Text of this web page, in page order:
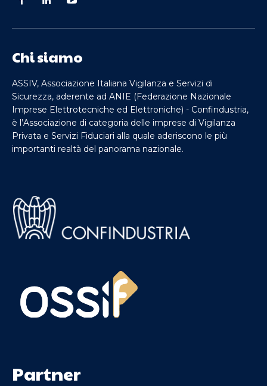
Chi siamo
ASSIV, Associazione Italiana Vigilanza e Servizi di
Sicurezza, aderente ad ANIE (Federazione Nazionale
Imprese Elettrotecniche ed Elettroniche) - Confindustria,
è l’Associazione di categoria delle imprese di Vigilanza
Privata e Servizi Fiduciari alla quale aderiscono le più
importanti realtà del panorama nazionale.
Partner